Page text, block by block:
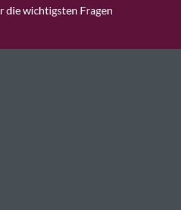
die wichtigsten Fragen